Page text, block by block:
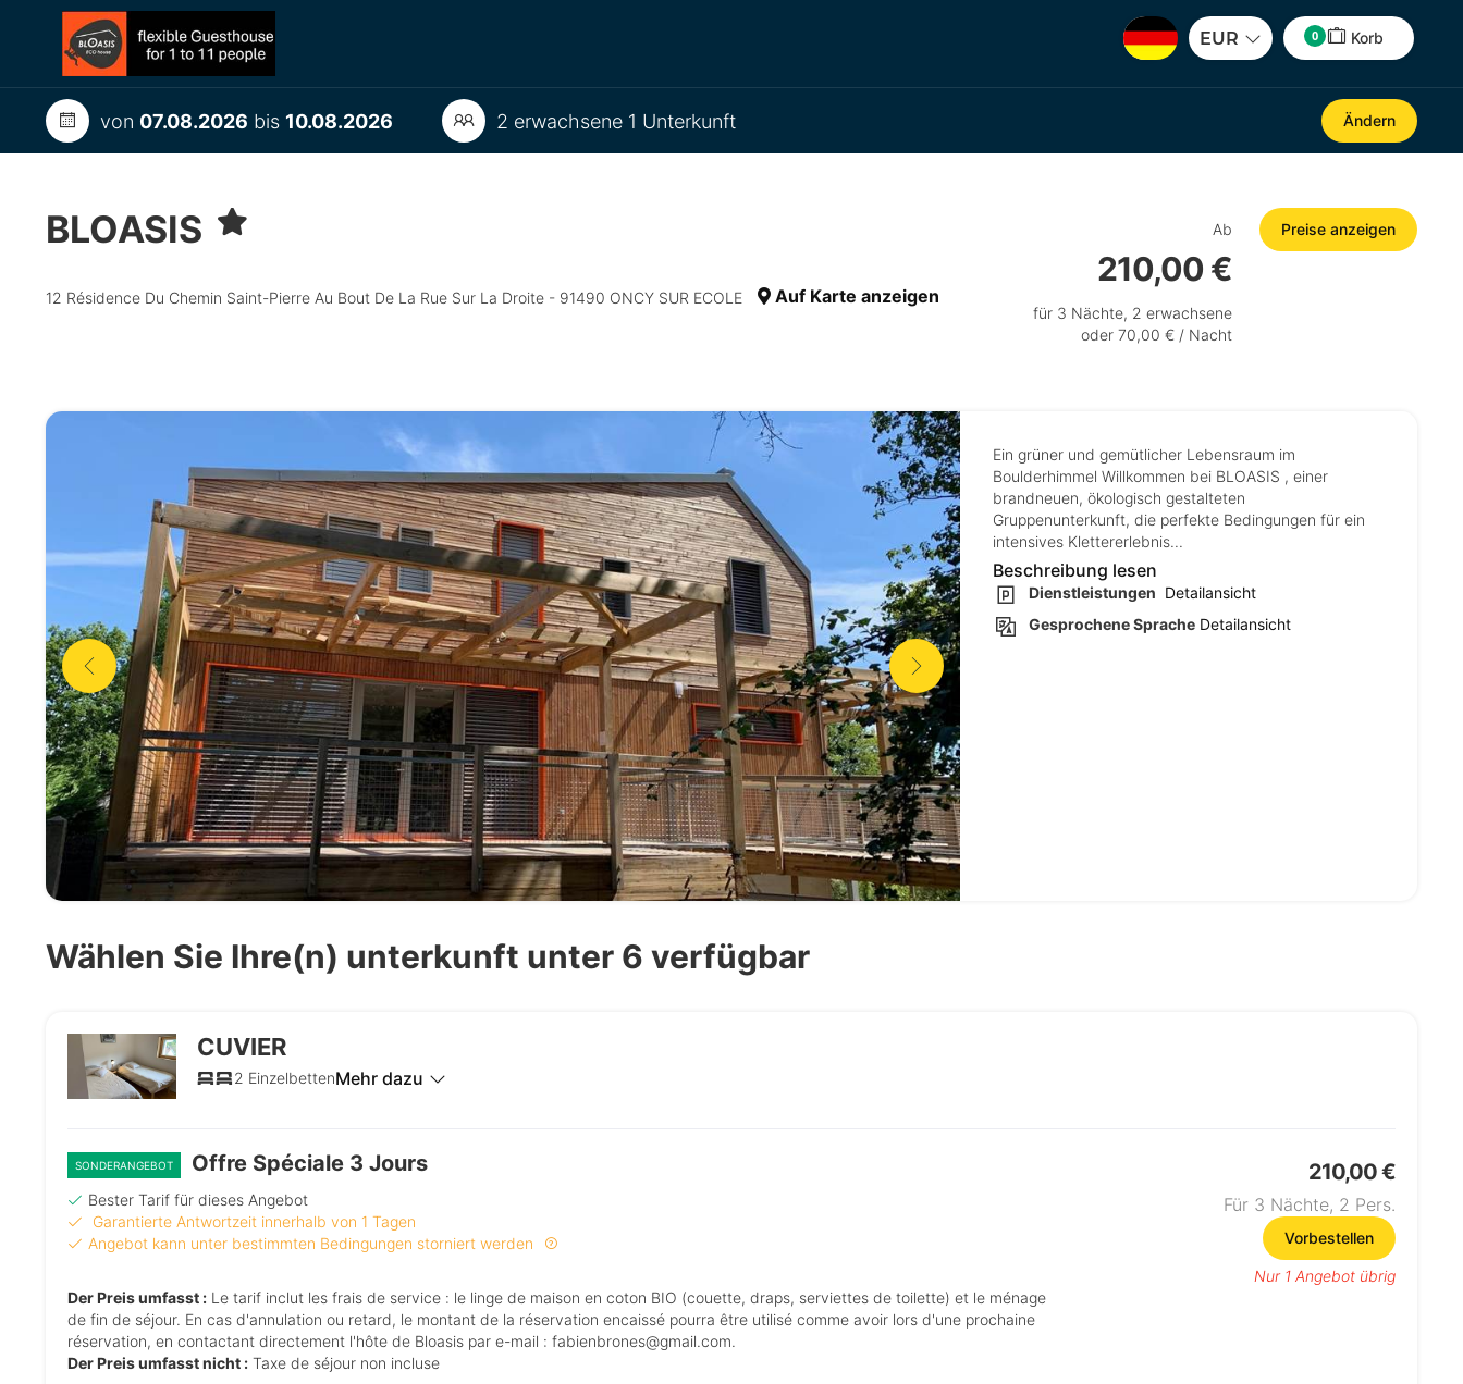
EUR 0 Korb
von 07.08.2026 bis 10.08.2026 2 erwachsene 1 Unterkunft Ändern
BLOASIS
12 Résidence Du Chemin Saint-Pierre Au Bout De La Rue Sur La Droite - 91490 ONCY SUR ECOLE Auf Karte anzeigen
Ab
210,00 €
für 3 Nächte, 2 erwachsene
oder 70,00 € / Nacht
Preise anzeigen
Ein grüner und gemütlicher Lebensraum im
Boulderhimmel Willkommen bei BLOASIS , einer
brandneuen, ökologisch gestalteten
Gruppenunterkunft, die perfekte Bedingungen für ein
intensives Klettererlebnis...
Beschreibung lesen
Dienstleistungen Detailansicht
Gesprochene Sprache Detailansicht
Wählen Sie Ihre(n) unterkunft unter 6 verfügbar
CUVIER
2 EinzelbettenMehr dazu
SONDERANGEBOT Offre Spéciale 3 Jours
Bester Tarif für dieses Angebot
Garantierte Antwortzeit innerhalb von 1 Tagen
Angebot kann unter bestimmten Bedingungen storniert werden
Der Preis umfasst :
de fin de séjour. En cas d'annulation ou retard, le montant de la réservation encaissé pourra être utilisé comme avoir lors d'une prochaine
réservation, en contactant directement l'hôte de Bloasis par e-mail : fabienbrones@gmail.com.
Der Preis umfasst nicht : Taxe de séjour non incluse
210,00 €
Für 3 Nächte, 2 Pers.
Vorbestellen
Nur 1 Angebot übrig